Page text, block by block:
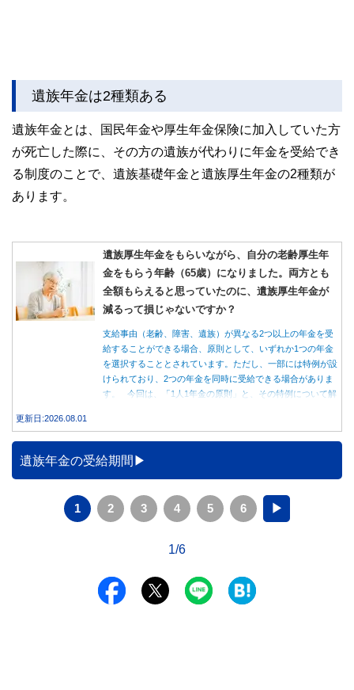
遺族年金は2種類ある
遺族年金とは、国民年金や厚生年金保険に加入していた方
が死亡した際に、その方の遺族が代わりに年金を受給でき
る制度のことで、遺族基礎年金と遺族厚生年金の2種類が
あります。
遺族厚生年金をもらいながら、自分の老齢厚生年
金をもらう年齢（65歳）になりました。両方とも
全額もらえると思っていたのに、遺族厚生年金が
減るって損じゃないですか？
支給事由（老齢、障害、遺族）が異なる2つ以上の年金を受
給することができる場合、原則として、いずれか1つの年金
を選択することとされています。ただし、一部には特例が設
けられており、2つの年金を同時に受給できる場合がありま
す。 今回は、「1人1年金の原則」と、その特例について解
更新日:2026.08.01
遺族年金の受給期間
1 2 3 4 5 6 ▶
1/6